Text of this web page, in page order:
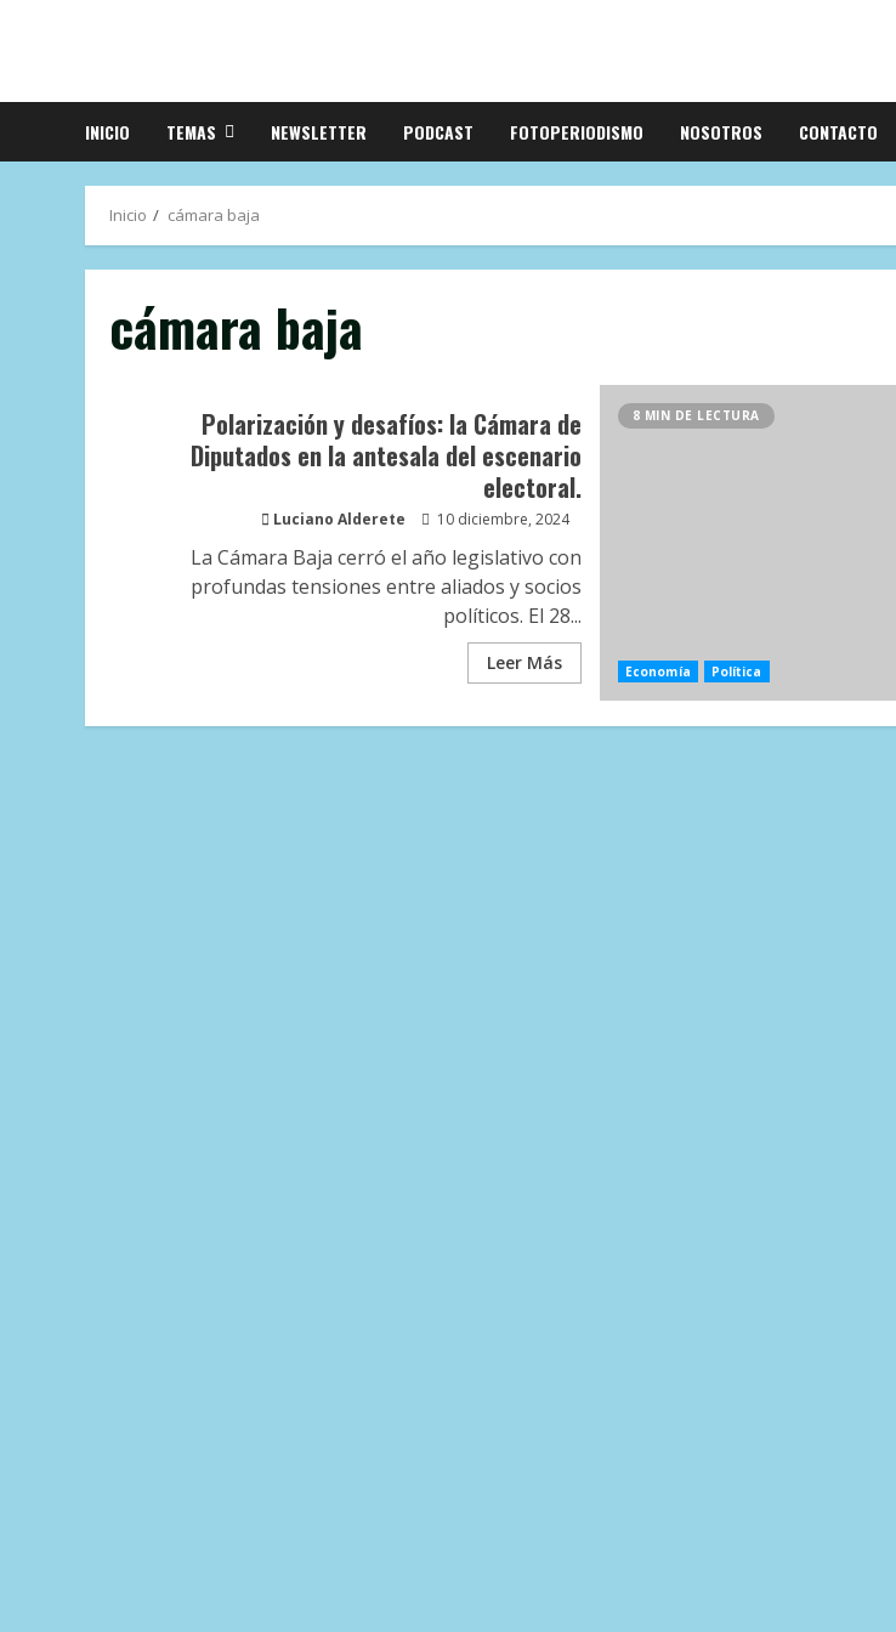
INICIO TEMAS NEWSLETTER PODCAST FOTOPERIODISMO NOSOTROS CONTACTO
Inicio cámara baja
cámara baja
8 MIN DE LECTURA
Economía Política
Polarización y desafíos: la Cámara de
Diputados en la antesala del escenario
electoral.
Luciano Alderete 10 diciembre, 2024
La Cámara Baja cerró el año legislativo con
profundas tensiones entre aliados y socios
políticos. El 28...
Leer Más